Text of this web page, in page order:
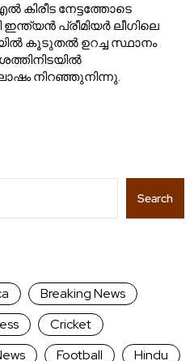
കിരീട നേട്ടത്തോടെ
പ്രീമിയർ ലീഗിലെ
കൂടുതൽ ഉറച്ച സ്ഥാനം
നിറഞ്ഞുനിന്നു.
Search
Breaking News
Cricket
Football
Hindu